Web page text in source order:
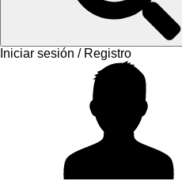
Iniciar sesión / Registro